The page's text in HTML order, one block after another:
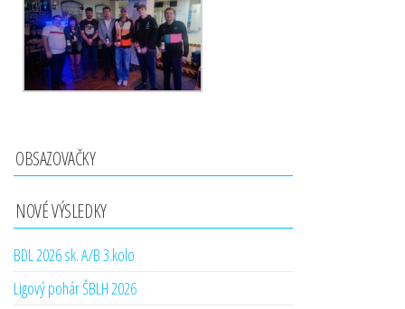
OBSAZOVAČKY
NOVÉ VÝSLEDKY
BDL 2026 sk. A/B 3.kolo
Ligový pohár ŠBLH 2026